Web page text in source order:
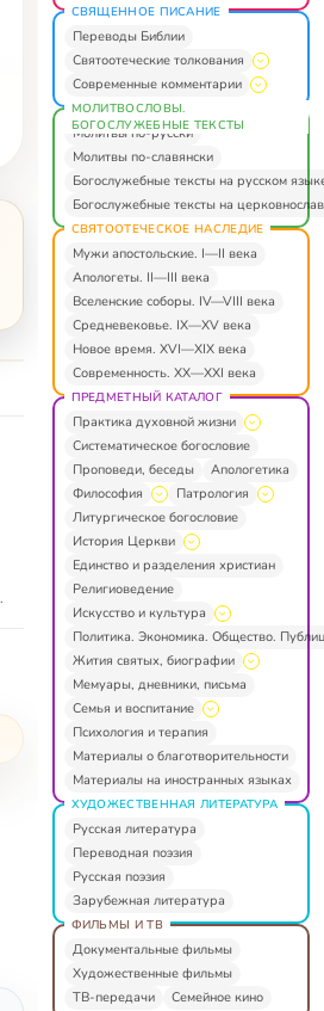
СВЯЩЕННОЕ ПИСАНИЕ
Переводы Библии
Святоотеческие толкования
Современные комментарии
МОЛИТВОСЛОВЫ.
БОГОСЛУЖЕБНЫЕ ТЕКСТЫ
Молитвы по-русски
Молитвы по-славянски
Богослужебные тексты на русском
Богослужебные тексты на
СВЯТООТЕЧЕСКОЕ НАСЛЕДИЕ
Мужи апостольские. I—II века
Апологеты. II—III века
Вселенские соборы. IV—VIII века
Средневековье. IX—XV века
Новое время. XVI—XIX века
Современность. XX—XXI века
ПРЕДМЕТНЫЙ КАТАЛОГ
Практика духовной жизни
Систематическое богословие
Проповеди, беседы
Апологетика
Философия
Патрология
Литургическое богословие
История Церкви
Единство и разделения христиан
Религиоведение
Искусство и культура
Политика. Экономика. Общество.
Жития святых, биографии
Мемуары, дневники, письма
Семья и воспитание
Психология и терапия
Материалы о благотворительности
Материалы на иностранных языках
ХУДОЖЕСТВЕННАЯ ЛИТЕРАТУРА
Русская литература
Переводная поэзия
Русская поэзия
Зарубежная литература
ФИЛЬМЫ И ТВ
Документальные фильмы
Художественные фильмы
ТВ-передачи
Семейное кино